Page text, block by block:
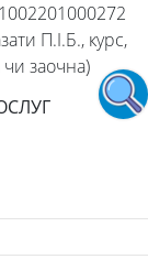
П.І.Б., курс,
заочна)